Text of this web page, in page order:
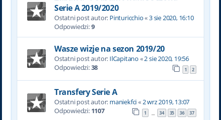
Serie A 2019/2020
Ostatni post autor: Pinturicchio«3 sie 2020, 16:10
Odpowiedzi:9
Wasze wizje na sezon 2019/20
Ostatni post autor: IlCapitano «2 sie 2020, 19:56
Odpowiedzi:38 1 2
Transfery Serie A
Ostatni post autor: maniekfci«2 wrz 2019, 13:07
Odpowiedzi: 1107 1 … 34 35 36 37